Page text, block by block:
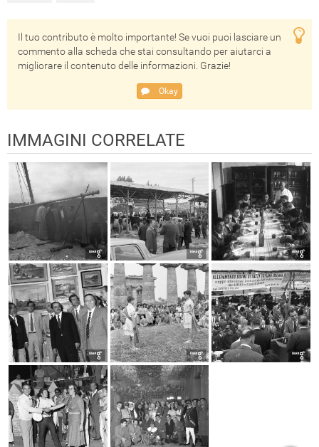
Il tuo contributo è molto importante! Se vuoi puoi lasciare un
commento alla scheda che stai consultando per aiutarci a
migliorare il contenuto delle informazioni. Grazie!
Okay
IMMAGINI CORRELATE